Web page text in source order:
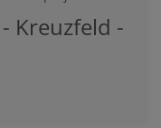
- Kreuzfeld -